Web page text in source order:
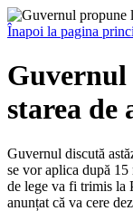
Înapoi la pagina
Guvernul
starea de
Guvernul discută
se vor aplica după
de lege va fi trimis la
anunțat că va cere